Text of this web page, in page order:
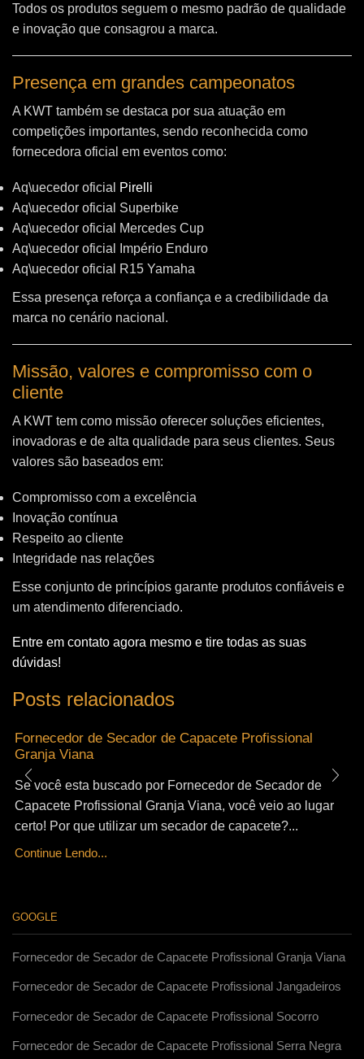
Todos os produtos seguem o mesmo padrão de qualidade
e inovação que consagrou a marca.
Presença em grandes campeonatos
A KWT também se destaca por sua atuação em
competições importantes, sendo reconhecida como
fornecedora oficial em eventos como:
Aq\uecedor oficial
Pirelli
Aq\uecedor oficial Superbike
Aq\uecedor oficial Mercedes Cup
Aq\uecedor oficial Império Enduro
Aq\uecedor oficial R15 Yamaha
Essa presença reforça a confiança e a credibilidade da
marca no cenário nacional.
Missão, valores e compromisso com o
cliente
A KWT tem como missão oferecer soluções eficientes,
inovadoras e de alta qualidade para seus clientes. Seus
valores são baseados em:
Compromisso com a excelência
Inovação contínua
Respeito ao cliente
Integridade nas relações
Esse conjunto de princípios garante produtos confiáveis e
um atendimento diferenciado.
Entre em contato agora mesmo e tire todas as suas
dúvidas!
Posts relacionados
Fornecedor de Secador de Capacete Profissional
Granja Viana
Se você esta buscado por Fornecedor de Secador de
Capacete Profissional Granja Viana, você veio ao lugar
certo! Por que utilizar um secador de capacete?...
Continue Lendo...
GOOGLE
Fornecedor de Secador de Capacete Profissional Granja Viana
Fornecedor de Secador de Capacete Profissional Jangadeiros
Fornecedor de Secador de Capacete Profissional Socorro
Fornecedor de Secador de Capacete Profissional Serra Negra